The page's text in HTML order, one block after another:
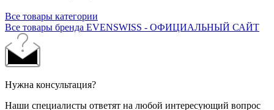
Все товары категории
Все товары бренда EVENSWISS - ОФИЦИАЛЬНЫЙ САЙТ
Нужна консультация?
Наши специалисты ответят на любой интересующий вопрос